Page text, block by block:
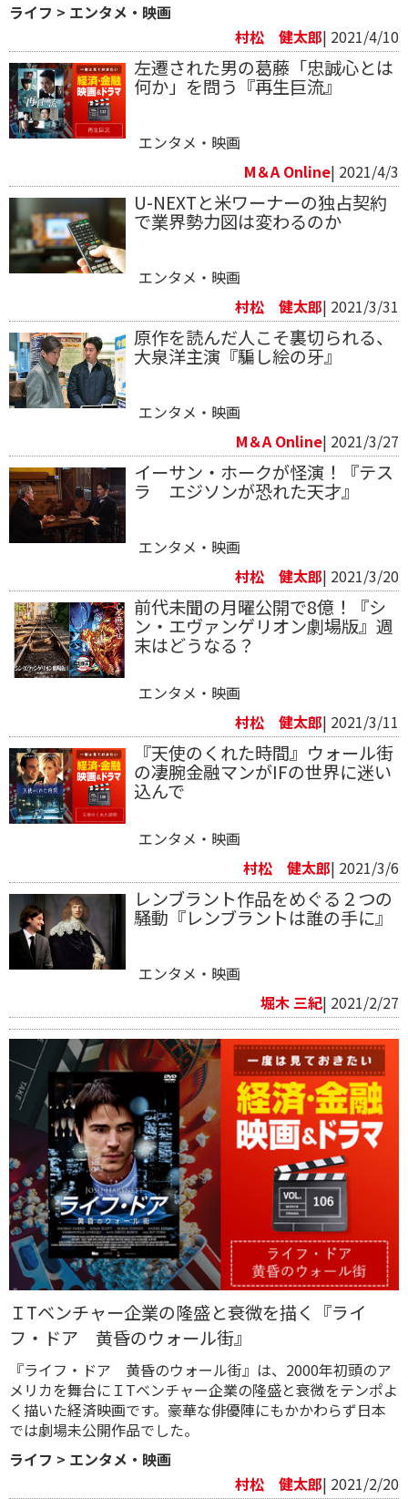
ライフ > エンタメ・映画
村松 健太郎| 2021/4/10
左遷された男の葛藤「忠誠心とは
何か」を問う『再生巨流』
エンタメ・映画
M＆A Online| 2021/4/3
U-NEXTと米ワーナーの独占契約
で業界勢力図は変わるのか
エンタメ・映画
村松 健太郎| 2021/3/31
原作を読んだ人こそ裏切られる、
大泉洋主演『騙し絵の牙』
エンタメ・映画
M＆A Online| 2021/3/27
イーサン・ホークが怪演！『テス
ラ エジソンが恐れた天才』
エンタメ・映画
村松 健太郎| 2021/3/20
前代未聞の月曜公開で8億！『シ
ン・エヴァンゲリオン劇場版』週
末はどうなる？
エンタメ・映画
村松 健太郎| 2021/3/11
『天使のくれた時間』ウォール街
の凄腕金融マンがIFの世界に迷い
込んで
エンタメ・映画
村松 健太郎| 2021/3/6
レンブラント作品をめぐる２つの
騒動『レンブラントは誰の手に』
エンタメ・映画
堀木 三紀| 2021/2/27
ＩTベンチャー企業の隆盛と衰微を描く『ライ
フ・ドア 黄昏のウォール街』
『ライフ・ドア 黄昏のウォール街』は、2000年初頭のア
メリカを舞台にＩTベンチャー企業の隆盛と衰微をテンポよ
く描いた経済映画です。豪華な俳優陣にもかかわらず日本
では劇場未公開作品でした。
ライフ > エンタメ・映画
村松 健太郎| 2021/2/20